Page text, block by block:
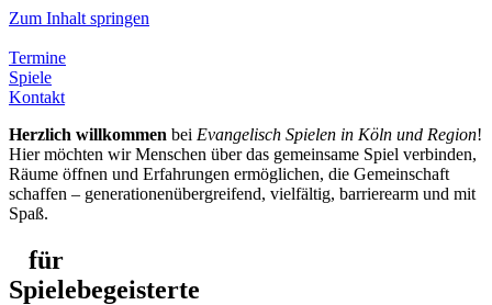
Zum Inhalt springen
Termine
Spiele
Kontakt
Herzlich willkommen bei Evangelisch Spielen in Köln und Region!
Hier möchten wir Menschen über das gemeinsame Spiel verbinden,
Räume öffnen und Erfahrungen ermöglichen, die Gemeinschaft
schaffen – generationenübergreifend, vielfältig, barrierearm und mit
Spaß.
für
Spielebegeisterte